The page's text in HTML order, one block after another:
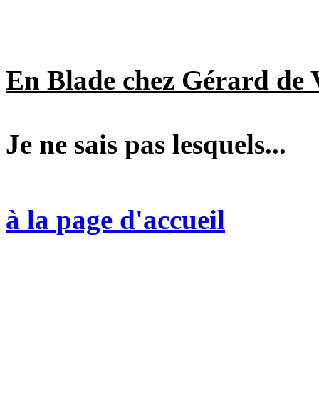
En Blade chez Gérard de
Je ne sais pas lesquels...
à la page d'accueil